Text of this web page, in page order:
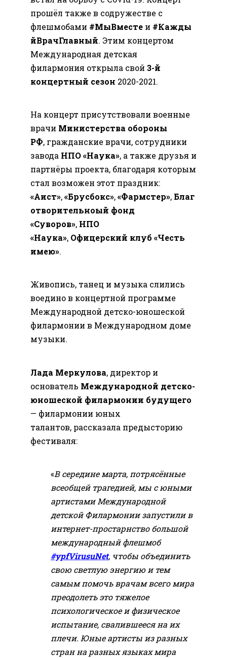
прошёл также в содружестве с
флешмобами #МыВместе и #Кажды
йВрачГлавный. Этим концертом
Международная детская
филармония открыла свой 3-й
концертный сезон 2020-2021.
На концерт присутствовали военные
врачи Министерства обороны
РФ, гражданские врачи, сотрудники
завода НПО «Наука», а также друзья и
партнёры проекта, благодаря которым
стал возможен этот праздник:
«Аист»,«Брусбокс»,«Фармстер»,Благ
отворительноый фонд
«Суворов», НПО
«Наука», Офицерский клуб «Честь
имею».
Живопись, танец и музыка слились
воедино в концертной программе
Международной детско-юношеской
филармонии в Международном доме
музыки.
Лада Меркулова, директор и
основатель Международной детско-
юношеской филармонии будущего
— филармонии юных
талантов, рассказала предысторию
фестиваля:
«В середине марта, потрясённые
всеобщей трагедией, мы с юными
артистами Международной
детской Филармонии запустили в
интернет-простарнство большой
международный флешмоб
#ypfVirusuNet, чтобы объединить
свою светлую энергию и тем
самым помочь врачам всего мира
преодолеть это тяжелое
психологическое и физическое
испытание, свалившееся на их
плечи. Юные артисты из разных
стран на разных языках мира